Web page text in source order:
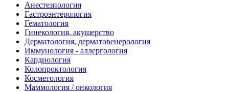
Анестезиология
Гастроэнтерология
Гематология
Гинекология, акушерство
Дерматология, дерматовенерология
Иммунология - аллергология
Кардиология
Колопроктология
Косметология
Маммология / онкология